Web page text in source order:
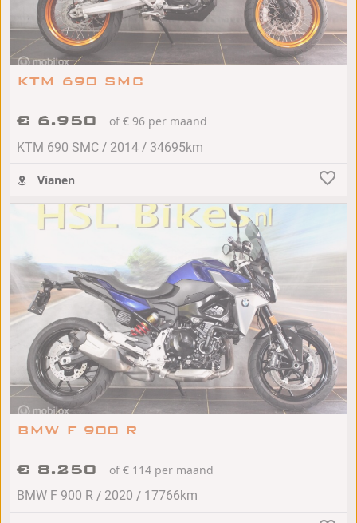
KTM 690 SMC
€ 6.950
of € 96 per maand
KTM 690 SMC / 2014 / 34695km
Vianen
BMW F 900 R
€ 8.250
of € 114 per maand
BMW F 900 R / 2020 / 17766km